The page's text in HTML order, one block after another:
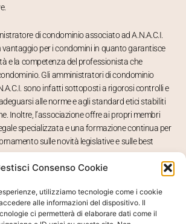
Consenso Cookie
utilizziamo tecnologie come i cookie
alle informazioni del dispositivo. Il
ci permetterà di elaborare dati come il
di condominio associato ad A.N.A.C.I.
per i condomini in quanto garantisce
e la competenza del professionista che
Gli amministratori di condominio
sono infatti sottoposti a rigorosi controlli e
alle norme e agli standard etici stabiliti
Inoltre, l’associazione offre ai propri membri
specializzata e una formazione continua per
sulle novità legislative e sulle best
professionista altamente qualificato e
garantisce la gestione del condominio in piena